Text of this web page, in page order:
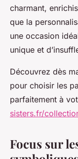
charmant,
que la
une occasion
unique et
Découvrez dès
pour choisir les
parfaitement à
sisters.fr/
Focus sur